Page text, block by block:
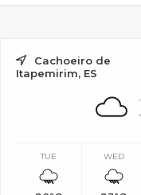
Cachoeiro de
Itapemirim, ES
TUE WED